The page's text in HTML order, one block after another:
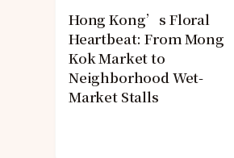
Hong Kong’s Floral
Heartbeat: From Mong
Kok Market to
Neighborhood Wet-
Market Stalls